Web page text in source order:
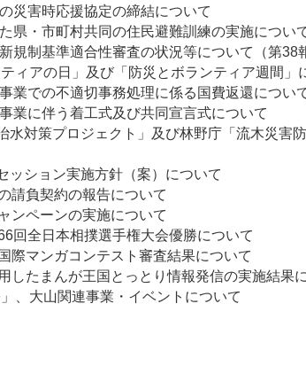
災害時応援協定の締結について
県・市町村共同の住民避難訓練の実施につい
規制基準適合性審査の状況等について（第38
ティアの日」及び「防災とボランティア週
業での不適切事務処理に係る国費返還につい
事業に伴う着工式及び共同宣言式について
水対策プロジェクト」及び林野庁「流木災害
ッション実施方針（案）について
請負契約の報告について
ンペーンの実施について
回全日本相撲選手権大会優勝について
り国際マンガコンテスト審査結果について
したまんが王国とっとり情報発信の実施結果
、大山関連事業・イベントについて